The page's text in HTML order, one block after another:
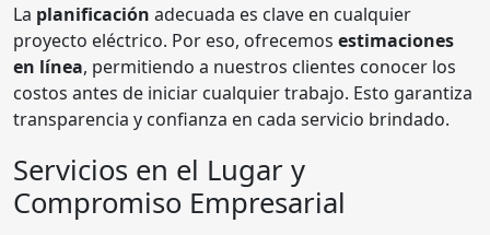
La planificación adecuada es clave en cualquier
proyecto eléctrico. Por eso, ofrecemos estimaciones
en línea, permitiendo a nuestros clientes conocer los
costos antes de iniciar cualquier trabajo. Esto garantiza
transparencia y confianza en cada servicio brindado.
Servicios en el Lugar y
Compromiso Empresarial